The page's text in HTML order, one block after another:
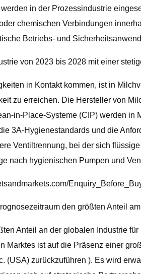
in der Prozessindustrie
chemischen Verbindungen
Betriebs- und
von 2023 bis 2028 mit einer
in Kontakt kommen, ist in
zu erreichen. Die Hersteller von
in-Place-Systeme (CIP) werden
3A-Hygienestandards und die
Ventiltrennung, bei der sich
nach hygienischen Pumpen und
den größten Anteil
Anteil an der globalen Industrie
Marktes ist auf die Präsenz einer
(USA) zurückzuführen ). Es wird